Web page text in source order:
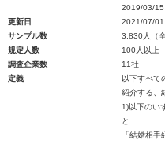
2019/03/
更新日
2021/07/01
サンプル数
3,830人（
規定人数
100人以上
調査企業数
11社
定義
以下すべて
紹介する、
1)以下のい
と
「結婚相